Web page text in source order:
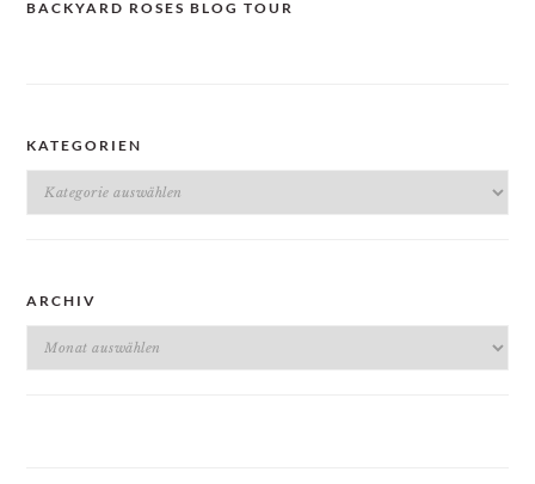
BACKYARD ROSES BLOG TOUR
KATEGORIEN
Kategorien
ARCHIV
Archiv